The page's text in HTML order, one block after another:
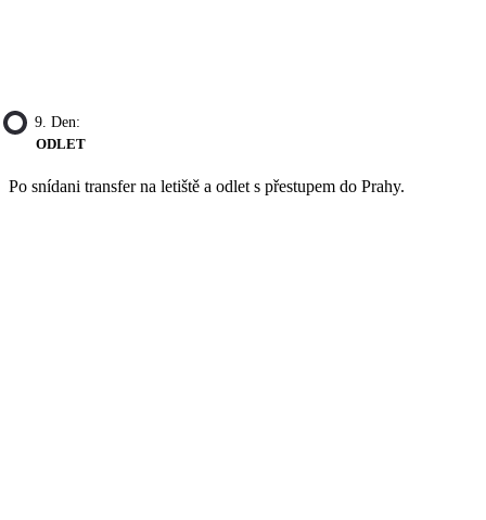
9. Den:
ODLET
Po snídani transfer na letiště a odlet s přestupem do Prahy.